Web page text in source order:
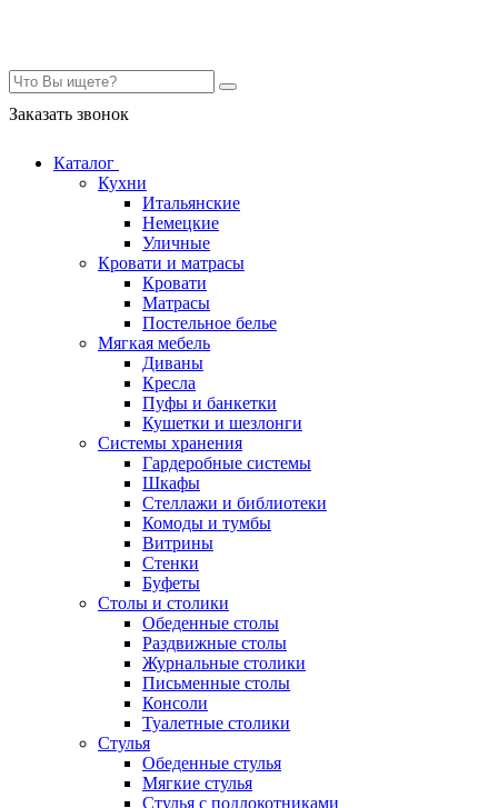
Заказать звонок
Каталог
Кухни
Итальянские
Немецкие
Уличные
Кровати и матрасы
Кровати
Матрасы
Постельное белье
Мягкая мебель
Диваны
Кресла
Пуфы и банкетки
Кушетки и шезлонги
Системы хранения
Гардеробные системы
Шкафы
Стеллажи и библиотеки
Комоды и тумбы
Витрины
Стенки
Буфеты
Столы и столики
Обеденные столы
Раздвижные столы
Журнальные столики
Письменные столы
Консоли
Туалетные столики
Стулья
Обеденные стулья
Мягкие стулья
Стулья с подлокотниками